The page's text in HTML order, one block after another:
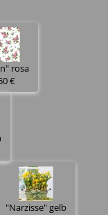
rosa
€
"Narzisse" gelb